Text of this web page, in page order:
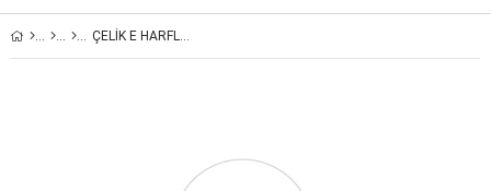
ÇELİK E HARFLİ NAZAR BONCUKLU KOLYE